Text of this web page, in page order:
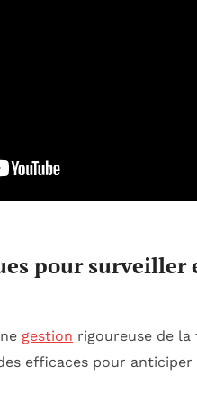
pour surveiller
gestion rigoureuse de la
efficaces pour